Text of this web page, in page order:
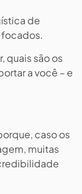
de
focados.
quais são os
a você – e
caso os
muitas